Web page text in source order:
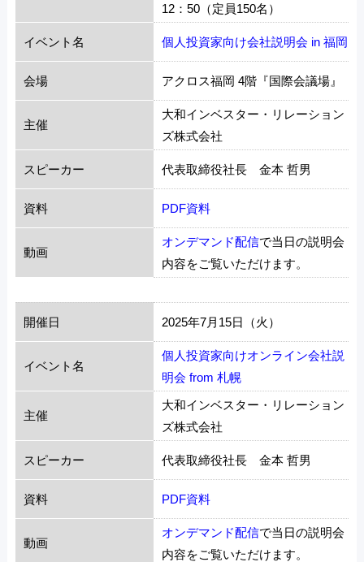
12：50（定員150名）
イベント名 個人投資家向け会社説明会 in 福岡
会場 アクロス福岡 4階『国際会議場』
主催
大和インベスター・リレーション
ズ株式会社
スピーカー 代表取締役社長 金本 哲男
資料 PDF資料
動画
オンデマンド配信で当日の説明会
内容をご覧いただけます。
開催日 2025年7月15日（火）
イベント名
個人投資家向けオンライン会社説
明会 from 札幌
主催
大和インベスター・リレーション
ズ株式会社
スピーカー 代表取締役社長 金本 哲男
資料 PDF資料
動画
オンデマンド配信で当日の説明会
内容をご覧いただけます。